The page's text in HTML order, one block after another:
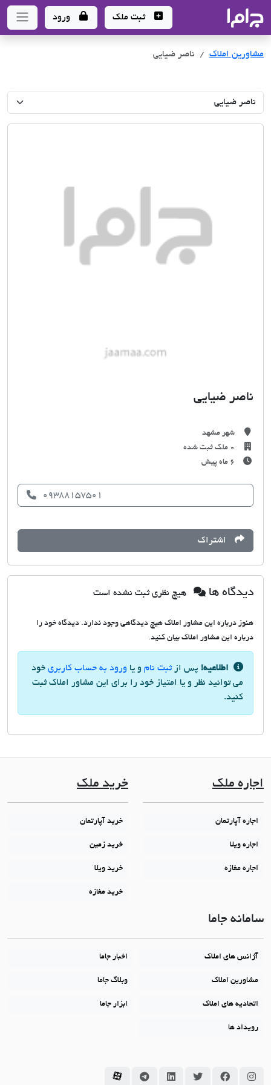
- سامانه جامع املاک و مشاورین املاک
ثبت ملک ورود
مشاورین املاک ناصر ضیایی
ناصر ضیایی
شهر مشهد
۶ ماه پیش
09388157501
اشتراک
دیدگاه ها هیچ نظری ثبت نشده است
هنوز درباره این مشاور املاک هیچ دیدگاهی وجود ندارد. دیدگاه خود را
درباره این مشاور املاک بیان کنید.
اطلاعیه! پس ازثبت نام و یا ورود به حساب کاربری خود
می توانید نظر و یا امتیاز خود را برای این مشاور املاک ثبت
کنید.
اجاره ملک
اجاره آپارتمان
اجاره ویلا
اجاره مغازه
خرید ملک
خرید آپارتمان
خرید زمین
خرید ویلا
خرید مغازه
سامانه جاما
آژانس های املاک اخبار جاما
مشاورین املاک وبلاگ جاما
اتحادیه های املاک ابزار جاما
رویداد ها
سامانه جاما در اینستاگرام
سامانه جاما در فیسبوک
سامانه جاما در توئیتر
سامانه جاما در لینکداین
سامانه جاما در تلگرام
سامانه جاما در آپارات